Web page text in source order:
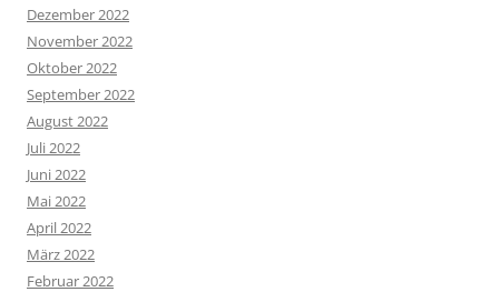
Dezember 2022
November 2022
Oktober 2022
September 2022
August 2022
Juli 2022
Juni 2022
Mai 2022
April 2022
März 2022
Februar 2022